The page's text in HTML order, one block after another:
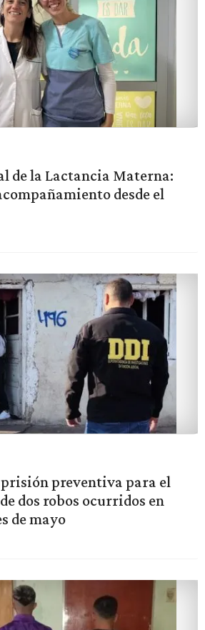
de la Lactancia Materna:
desde el
preventiva para el
dos robos ocurridos en
de mayo